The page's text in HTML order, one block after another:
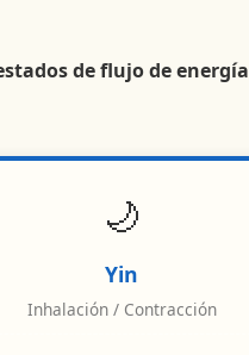
de flujo de energía
🌙
Yin
Inhalación / Contracción